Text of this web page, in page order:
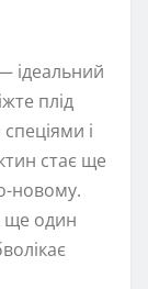
ідеальний
плід
і
стає ще
новому.
ще один